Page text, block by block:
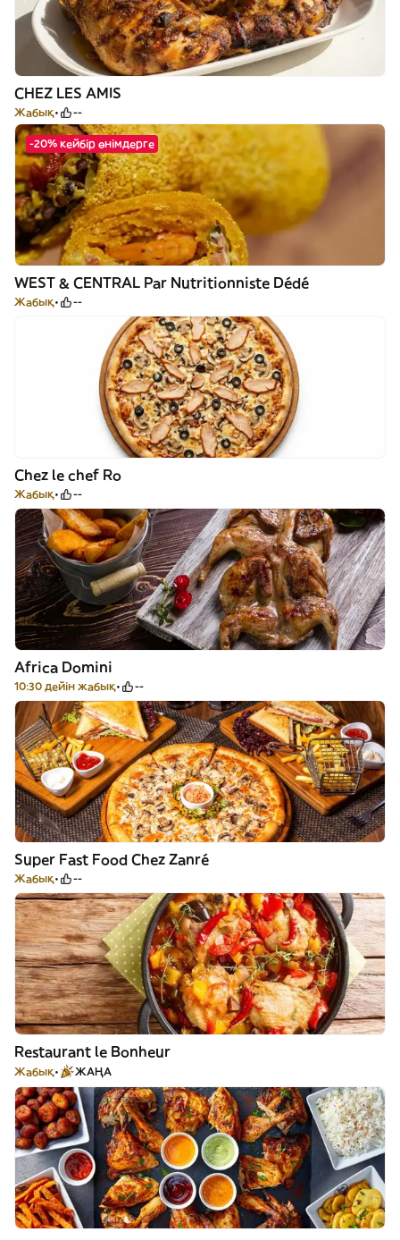
CHEZ LES AMIS
Жабық --
-20% кейбір өнімдерге
WEST & CENTRAL Par Nutritionniste Dédé
Жабық --
Chez le chef Ro
Жабық --
Africa Domini
10:30 дейін жабық --
Super Fast Food Chez Zanré
Жабық --
Restaurant le Bonheur
Жабық ЖАҢА